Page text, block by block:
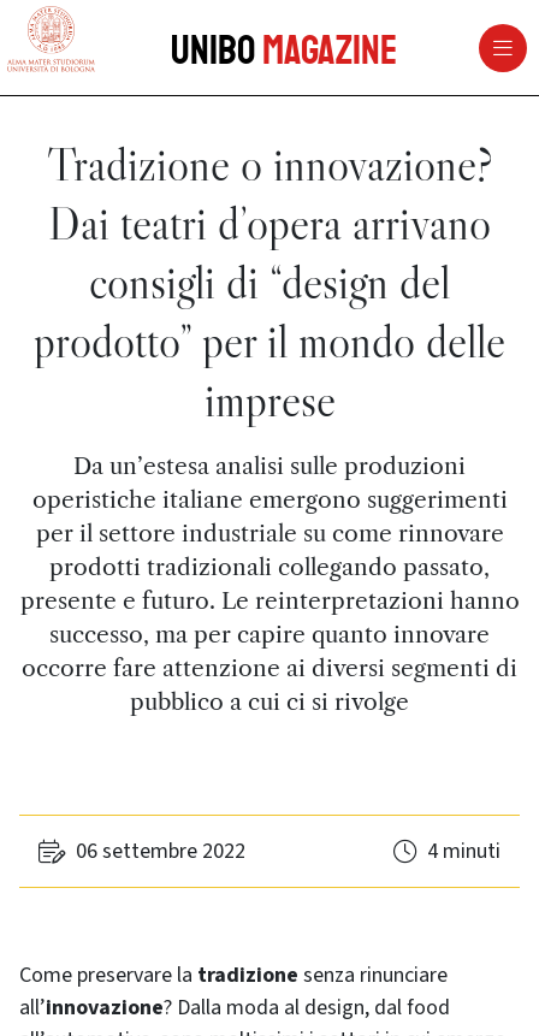
vai al contenuto della pagina
UniboMagazine
Tradizione o innovazione?
Dai teatri d’opera arrivano
consigli di “design del
prodotto” per il mondo delle
imprese
Da un’estesa analisi sulle produzioni
operistiche italiane emergono suggerimenti
per il settore industriale su come rinnovare
prodotti tradizionali collegando passato,
presente e futuro. Le reinterpretazioni hanno
successo, ma per capire quanto innovare
occorre fare attenzione ai diversi segmenti di
pubblico a cui ci si rivolge
06 settembre 2022 4 minuti
Come preservare la tradizione senza rinunciare
all’innovazione? Dalla moda al design, dal food